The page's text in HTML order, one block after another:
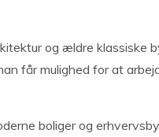
og ældre klassiske
får mulighed for at
boliger og